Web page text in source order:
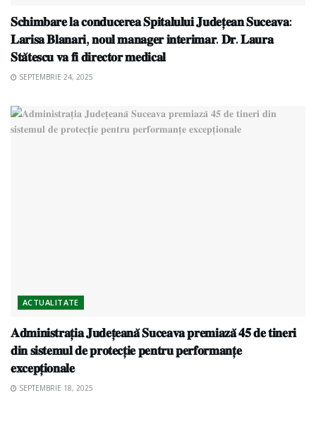
𝐒𝐜𝐡𝐢𝐦𝐛𝐚𝐫𝐞 𝐥𝐚 𝐜𝐨𝐧𝐝𝐮𝐜𝐞𝐫𝐞𝐚 𝐒𝐩𝐢𝐭𝐚𝐥𝐮𝐥𝐮𝐢 𝐉𝐮𝐝𝐞𝐭̦𝐞𝐚𝐧 𝐒𝐮𝐜𝐞𝐚𝐯𝐚:
𝐋𝐚𝐫𝐢𝐬𝐚 𝐁𝐥𝐚𝐧𝐚𝐫𝐢, 𝐧𝐨𝐮𝐥 𝐦𝐚𝐧𝐚𝐠𝐞𝐫 𝐢𝐧𝐭𝐞𝐫𝐢𝐦𝐚𝐫. 𝐃𝐫. 𝐋𝐚𝐮𝐫𝐚
𝐒𝐭𝐚̆𝐭𝐞𝐬𝐜𝐮 𝐯𝐚 𝐟𝐢 𝐝𝐢𝐫𝐞𝐜𝐭𝐨𝐫 𝐦𝐞𝐝𝐢𝐜𝐚𝐥
SEPTEMBRIE 24, 2025
ACTUALITATE
𝐀𝐝𝐦𝐢𝐧𝐢𝐬𝐭𝐫𝐚𝐭̦𝐢𝐚 𝐉𝐮𝐝𝐞𝐭̦𝐞𝐚𝐧𝐚̆ 𝐒𝐮𝐜𝐞𝐚𝐯𝐚 𝐩𝐫𝐞𝐦𝐢𝐚𝐳𝐚̆ 𝟒𝟓 𝐝𝐞 𝐭𝐢𝐧𝐞𝐫𝐢
𝐝𝐢𝐧 𝐬𝐢𝐬𝐭𝐞𝐦𝐮𝐥 𝐝𝐞 𝐩𝐫𝐨𝐭𝐞𝐜𝐭̦𝐢𝐞 𝐩𝐞𝐧𝐭𝐫𝐮 𝐩𝐞𝐫𝐟𝐨𝐫𝐦𝐚𝐧𝐭̦𝐞
𝐞𝐱𝐜𝐞𝐩𝐭̦𝐢𝐨𝐧𝐚𝐥𝐞
SEPTEMBRIE 18, 2025